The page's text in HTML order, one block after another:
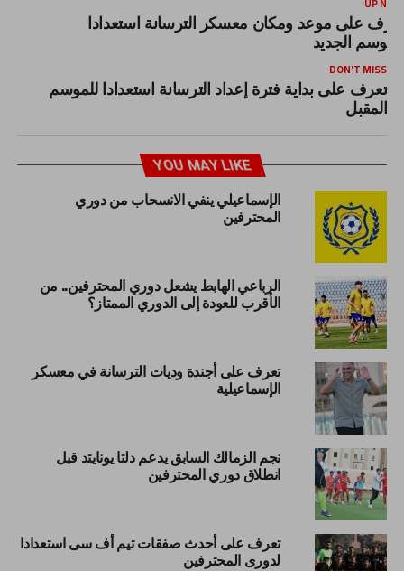
على موعد ومكان معسكر الترسانة استعدادا
الجديد
DON'T MISS
تعرف على بداية فترة إعداد الترسانة استعدادا للموسم
المقبل
YOU MAY LIKE
الإسماعيلي ينفي الانسحاب من دوري
المحترفين
الرباعي الهابط يشعل دوري المحترفين.. من
الأقرب للعودة إلى الدوري الممتاز؟
تعرف على أجندة وديات الترسانة في معسكر
الإسماعيلية
نجم الزمالك السابق يدعم دلتا يونايتد قبل
انطلاق دوري المحترفين
تعرف على أحدث صفقات تيم أف سى استعدادا
لدورى المحترفين